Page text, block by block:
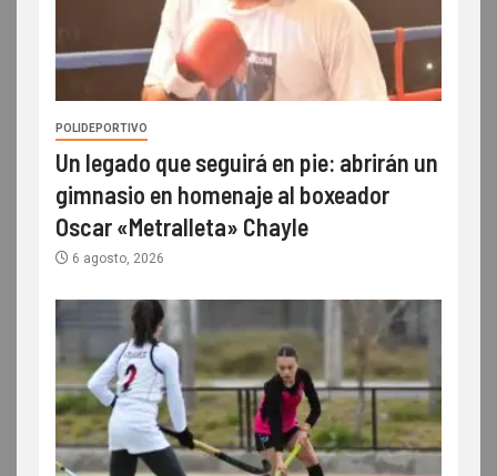
POLIDEPORTIVO
Un legado que seguirá en pie: abrirán un
gimnasio en homenaje al boxeador
Oscar «Metralleta» Chayle
6 agosto, 2026